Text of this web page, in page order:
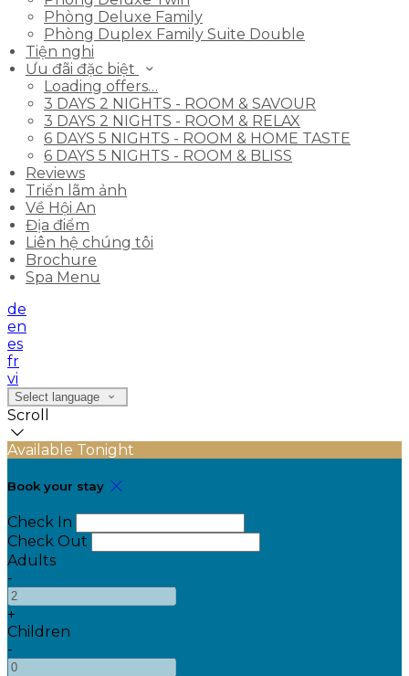
Phòng Deluxe Family
Phòng Duplex Family Suite Double
Tiện nghi
Ưu đãi đặc biệt
Loading offers…
3 DAYS 2 NIGHTS - ROOM & SAVOUR
3 DAYS 2 NIGHTS - ROOM & RELAX
6 DAYS 5 NIGHTS - ROOM & HOME TASTE
6 DAYS 5 NIGHTS - ROOM & BLISS
Reviews
Triển lãm ảnh
Về Hội An
Địa điểm
Liên hệ chúng tôi
Brochure
Spa Menu
de
en
es
fr
vi
Select language
Scroll
Available Tonight
Book your stay
Check In
Check Out
Adults
-
+
Children
-